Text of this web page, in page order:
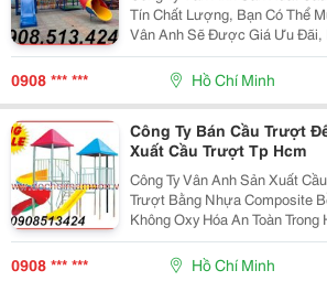
Tín Chất Lượng, Bạn Có Thể
Vân Anh Sẽ Được Giá Ưu Đãi,
Cầu Trượt Cho Bé Và Các Đồ
Thú Nhún, Thang Leo, Đu
0908 *** *** Hồ Chí Minh
Công Ty Bán Cầu Trượt
Xuất Cầu Trượt Tp Hcm
Công Ty Vân Anh Sản Xuất
Trượt Bằng Nhựa Composite
Không Oxy Hóa An Toàn
Cầu Trươt Cho Bé Ở Vân
Nhiều Cầu Trượt Trẻ Em, Cầu
0908 *** *** Hồ Chí Minh